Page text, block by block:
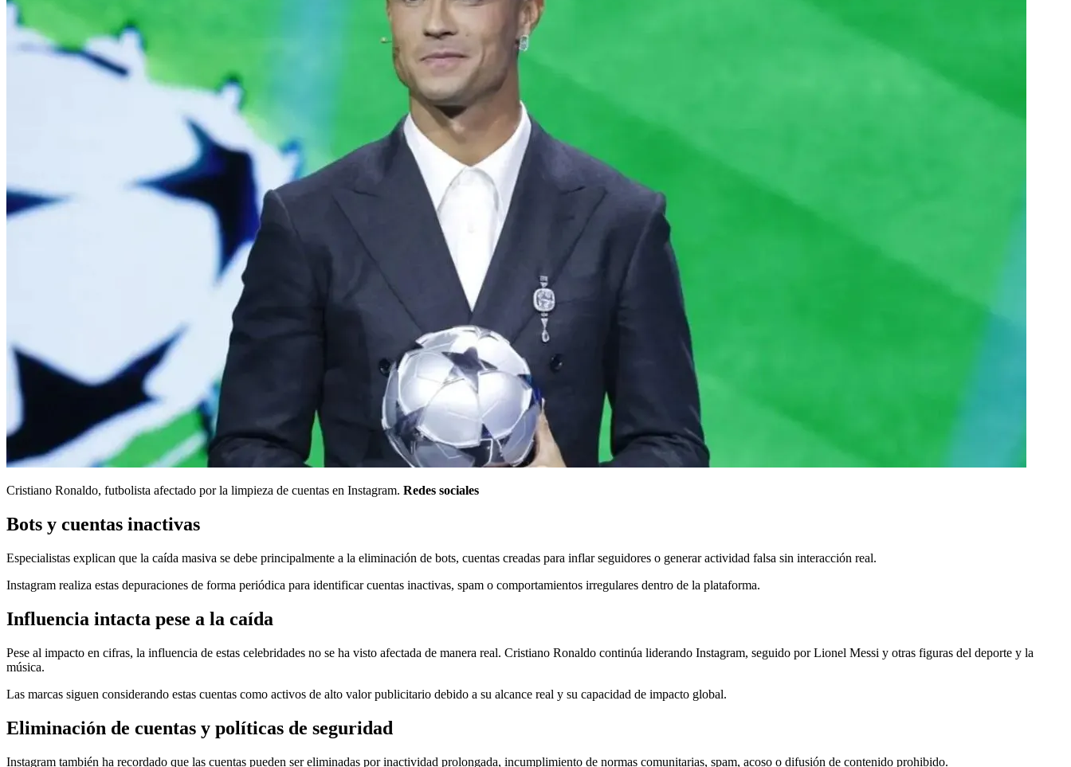
Cristiano Ronaldo, futbolista afectado por la limpieza de cuentas en Instagram. Redes sociales
Bots y cuentas inactivas
Especialistas explican que la caída masiva se debe principalmente a la eliminación de bots, cuentas creadas para inflar seguidores o generar actividad falsa sin interacción real.
Instagram realiza estas depuraciones de forma periódica para identificar cuentas inactivas, spam o comportamientos irregulares dentro de la plataforma.
Influencia intacta pese a la caída
Pese al impacto en cifras, la influencia de estas celebridades no se ha visto afectada de manera real. Cristiano Ronaldo continúa liderando Instagram, seguido por Lionel Messi y otras figuras del deporte y la
música.
Las marcas siguen considerando estas cuentas como activos de alto valor publicitario debido a su alcance real y su capacidad de impacto global.
Eliminación de cuentas y políticas de seguridad
Instagram también ha recordado que las cuentas pueden ser eliminadas por inactividad prolongada, incumplimiento de normas comunitarias, spam, acoso o difusión de contenido prohibido.